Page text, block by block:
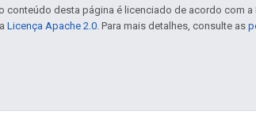
conteúdo desta página é licenciado de acordo com a
Licença Apache 2.0 . Para mais detalhes, consulte as